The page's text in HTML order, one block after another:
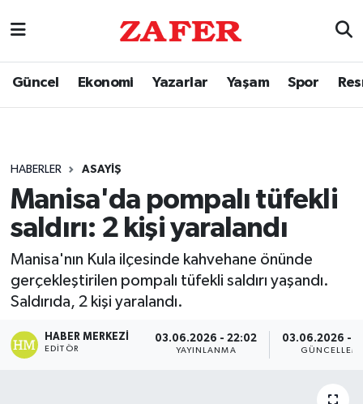
Güncel Ekonomi Yazarlar Yaşam Spor
HABERLER ASAYIŞ
Manisa'da pompalı tüfekli
saldırı: 2 kişi yaralandı
Manisa'nın Kula ilçesinde kahvehane önünde
gerçekleştirilen pompalı tüfekli saldırı yaşandı.
Saldırıda, 2 kişi yaralandı.
HABER MERKEZI
EDITÖR
03.06.2026 - 22:02
YAYINLANMA
03.06.2026 -